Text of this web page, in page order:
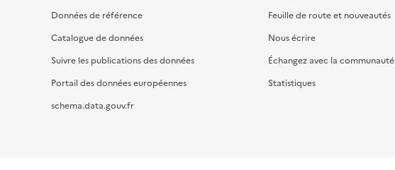
Données de référence
Catalogue de données
Suivre les publications des données
Portail des données européennes
schema.data.gouv.fr
Feuille de route et nouveautés
Nous écrire
Échangez avec la communauté
Statistiques